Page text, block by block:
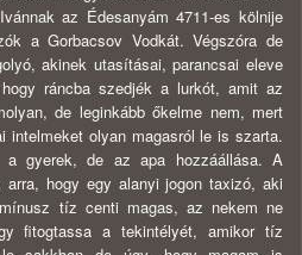
az Édesanyám 4711-es kölnije
a Gorbacsov Vodkát. Végszóra de
akinek utasításai, parancsai eleve
ráncba szedjék a lurkót, amit az
de leginkább őkelme nem, mert
intelmeket olyan magasról le is szarta.
a gyerek, de az apa hozzáállása. A
arra, hogy egy alanyi jogon taxizó, aki
tíz centi magas, az nekem ne
fitogtassa a tekintélyét, amikor tíz